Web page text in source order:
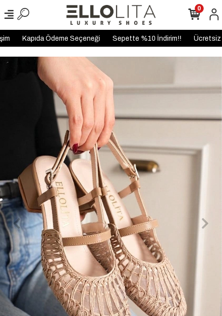
Kapıda Ödeme Seçeneği Sepette %10 İndirim!! Ücretsiz
0